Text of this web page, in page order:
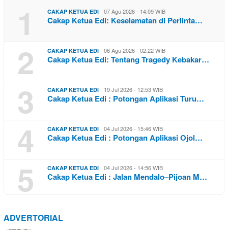
1 CAKAP KETUA EDI 07 Agu 2026 - 14:09 WIB
Cakap Ketua Edi: Keselamatan di Perlinta…
2 CAKAP KETUA EDI 06 Agu 2026 - 02:22 WIB
Cakap Ketua Edi: Tentang Tragedy Kebakar…
3 CAKAP KETUA EDI 19 Jul 2026 - 12:53 WIB
Cakap Ketua Edi : Potongan Aplikasi Turu…
4 CAKAP KETUA EDI 04 Jul 2026 - 15:46 WIB
Cakap Ketua Edi : Potongan Aplikasi Ojol…
5 CAKAP KETUA EDI 04 Jul 2026 - 14:56 WIB
Cakap Ketua Edi : Jalan Mendalo–Pijoan M…
ADVERTORIAL